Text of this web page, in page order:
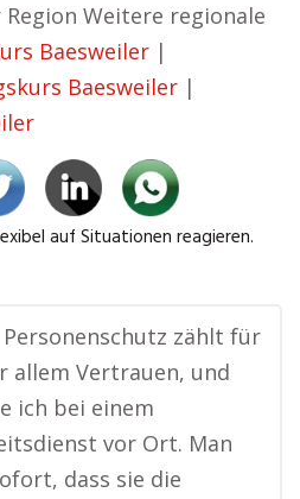
Weitere regionale
Baesweiler |
Baesweiler |
auf Situationen reagieren.
Personenschutz zählt für
allem Vertrauen, und
ich bei einem
vor Ort. Man
dass sie die